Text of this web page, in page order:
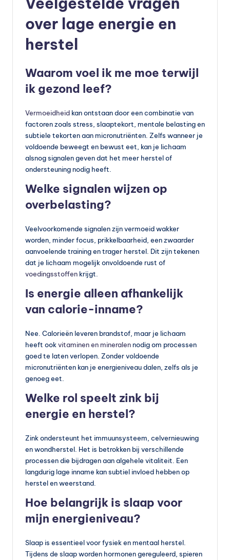
over lage energie en
herstel
Waarom voel ik me moe terwijl
ik gezond leef?
Vermoeidheid kan ontstaan door een combinatie van
factoren zoals stress, slaaptekort, mentale belasting en
subtiele tekorten aan micronutriënten. Zelfs wanneer je
voldoende beweegt en bewust eet, kan je lichaam
alsnog signalen geven dat het meer herstel of
ondersteuning nodig heeft.
Welke signalen wijzen op
overbelasting?
Veelvoorkomende signalen zijn vermoeid wakker
worden, minder focus, prikkelbaarheid, een zwaarder
aanvoelende training en trager herstel. Dit zijn tekenen
dat je lichaam mogelijk onvoldoende rust of
voedingsstoffen krijgt.
Is energie alleen afhankelijk
van calorie-inname?
Nee. Calorieën leveren brandstof, maar je lichaam
heeft ookvitaminen en mineralennodig om processen
goed te laten verlopen. Zonder voldoende
micronutriënten kan je energieniveau dalen, zelfs als je
genoeg eet.
Welke rol speelt zink bij
energie en herstel?
Zink ondersteunt het immuunsysteem, celvernieuwing
en wondherstel. Het is betrokken bij verschillende
processen die bijdragen aan algehele vitaliteit. Een
langdurig lage inname kan subtiel invloed hebben op
herstel en weerstand.
Hoe belangrijk is slaap voor
mijn energieniveau?
Slaap is essentieel voor fysiek en mentaal herstel.
Tijdens de slaap worden hormonen gereguleerd, spieren